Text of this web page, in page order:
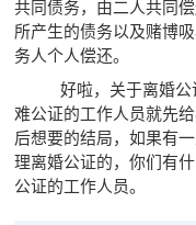
共同债务，由二人共同
所产生的债务以及赌博
务人个人偿还。
好啦，关于离婚公
难公证的工作人员就先
后想要的结局，如果有
理离婚公证的，你们有
公证的工作人员。